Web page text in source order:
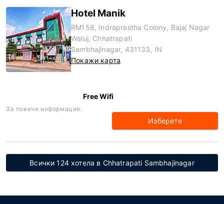
Hotel Manik
RM158, Indraprastha Colony, Bajaj Nagar
Waluj, Chhatrapati
Sambhajinagar, 431133, IN
Покажи карта
Free Wifi
За повече информация:
Изберете
Всички 124 хотела в Chhatrapati Sambhajinagar